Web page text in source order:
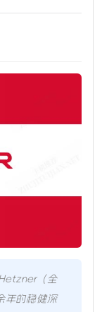
（全
年的稳健深